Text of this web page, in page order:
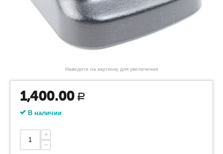
Наведите на картинку для увеличения
1,400.00 Р
В наличии
+
−